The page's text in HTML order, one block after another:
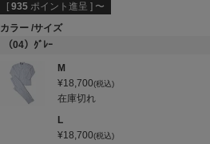
[ 935 ポイント進呈 ] 〜
カラー サイズ
（04）ｸﾞﾚｰ
M
¥18,700 税込
在庫切れ
L
¥18,700 税込